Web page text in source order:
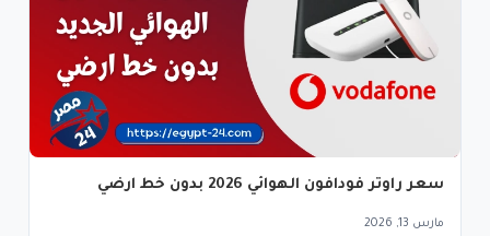
سعر راوتر فودافون الهوائي 2026 بدون خط ارضي
مارس 13, 2026